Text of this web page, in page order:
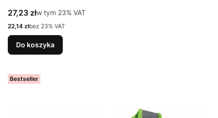
Cena brutto
27,23 złw tym %s VAT
w tym 23% VAT
Cena netto
22,14 złbez 23% VAT
Do koszyka
Bestseller